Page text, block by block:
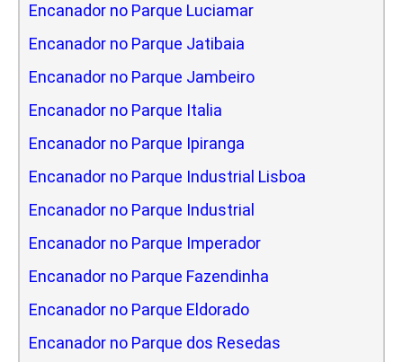
Encanador no Parque Luciamar
Encanador no Parque Jatibaia
Encanador no Parque Jambeiro
Encanador no Parque Italia
Encanador no Parque Ipiranga
Encanador no Parque Industrial Lisboa
Encanador no Parque Industrial
Encanador no Parque Imperador
Encanador no Parque Fazendinha
Encanador no Parque Eldorado
Encanador no Parque dos Resedas